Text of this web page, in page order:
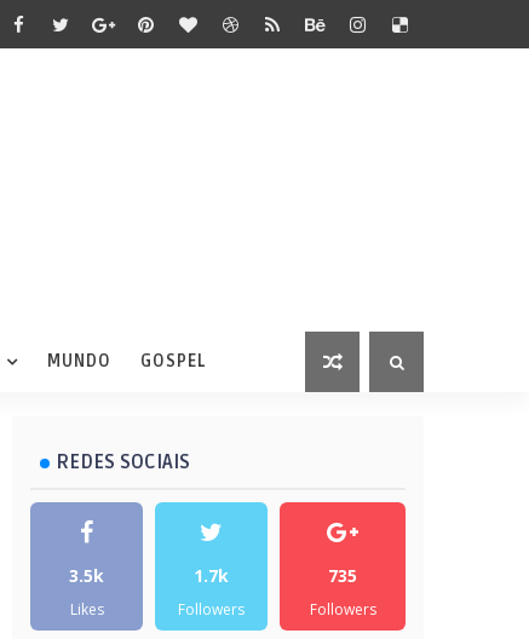
MUNDO GOSPEL
REDES SOCIAIS
3.5k
Likes
1.7k
Followers
735
Followers